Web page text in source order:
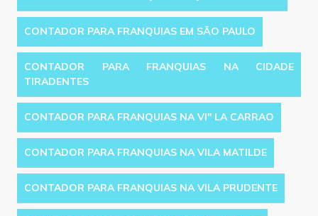
CONTADOR PARA FRANQUIAS EM SÃO PAULO
CONTADOR PARA FRANQUIAS NA CIDADE
TIRADENTES
CONTADOR PARA FRANQUIAS NA VI'' LA CARRAO
CONTADOR PARA FRANQUIAS NA VILA MATILDE
CONTADOR PARA FRANQUIAS NA VILA PRUDENTE